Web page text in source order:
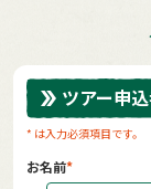
ツアー申
* は入力必須項目です。
お名前